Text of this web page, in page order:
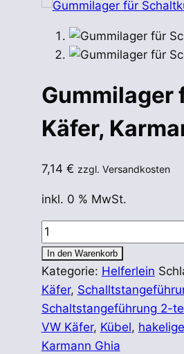
Käfer,
7,14 € zzgl. Versandkosten
inkl. 0 % MwSt.
Gummilager
für
Schaltkupplung
Schaltstangenführung
VW
Käfer,
Karmann,
In den Warenkorb
Kategorie: Helferlein
Käfer,
Schaltstangeführung 2-
VW Käfer, Kübel,
Karmann Ghia